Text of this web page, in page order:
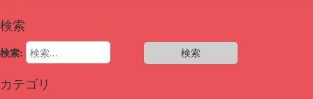
検索
検索:
カテゴリ